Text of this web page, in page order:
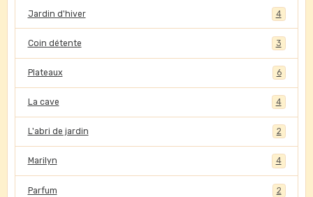
Jardin d'hiver 4
Coin détente 3
Plateaux 6
La cave 4
L'abri de jardin 2
Marilyn 4
Parfum 2